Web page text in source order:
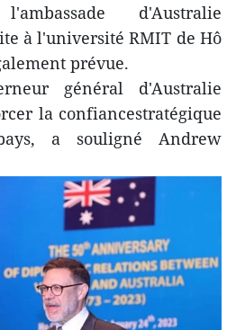
d'Australie
à l'université RMIT de Hô
prévue.
général d'Australie
la confiancestratégique
a souligné Andrew